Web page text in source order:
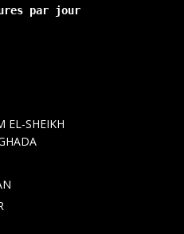
par jour
EL-SHEIKH